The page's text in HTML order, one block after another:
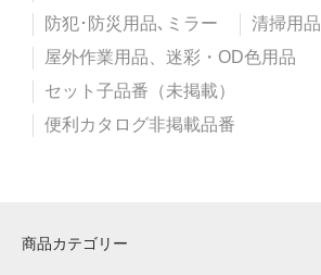
防犯･防災用品､ミラー
清掃用品
屋外作業用品、迷彩・OD色用品
セット子品番（未掲載）
便利カタログ非掲載品番
商品カテゴリー